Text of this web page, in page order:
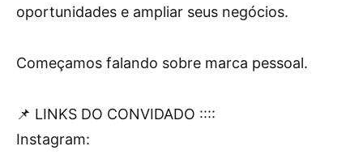
oportunidades e ampliar seus negócios.
Começamos falando sobre marca pessoal.
📌 LINKS DO CONVIDADO ::::
Instagram: